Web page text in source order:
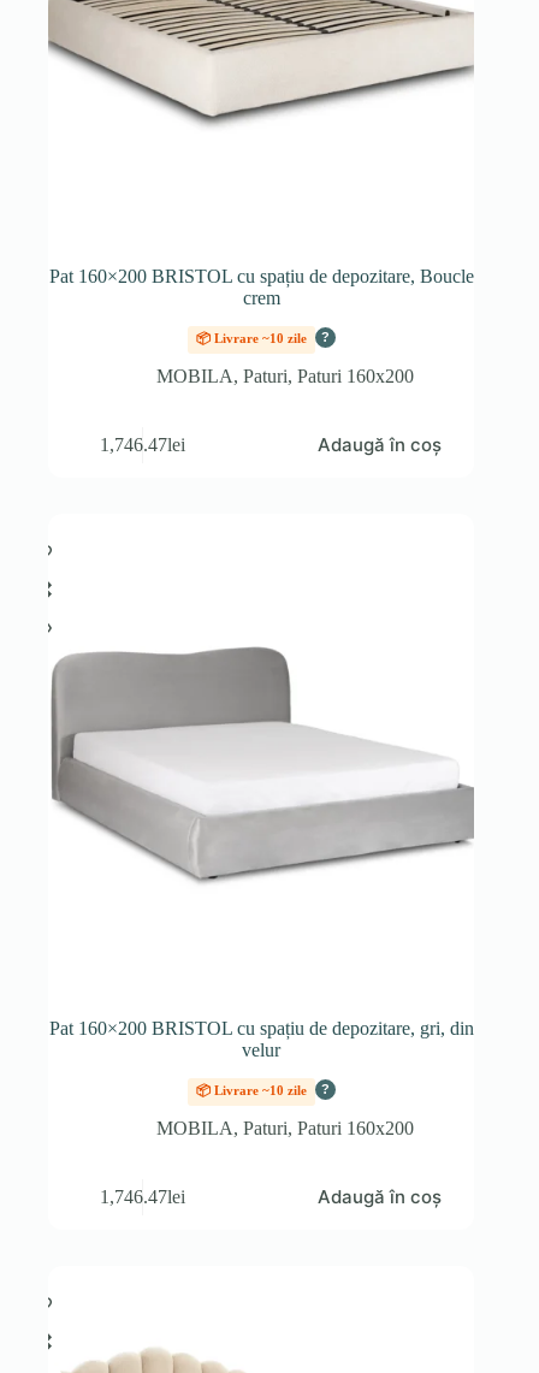
Pat 160×200 BRISTOL cu spațiu de depozitare, Boucle
crem
📦 Livrare ~10 zile ?
MOBILA,Paturi,Paturi 160x200
1,746.47lei Adaugă în coș
Pat 160×200 BRISTOL cu spațiu de depozitare, gri, din
velur
📦 Livrare ~10 zile ?
MOBILA,Paturi,Paturi 160x200
1,746.47lei Adaugă în coș